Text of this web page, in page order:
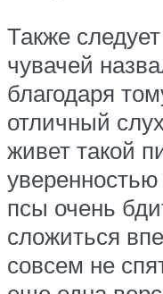
Также
чувачей
благодаря
отличный
живет такой
уверенностью
псы очень
сложиться
совсем не